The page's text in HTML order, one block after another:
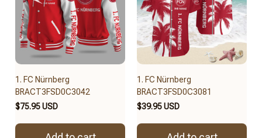
1. FC Nürnberg
BRACT3FSD0C3042
$75.95 USD
1. FC Nürnberg
BRACT3FSD0C3081
$39.95 USD